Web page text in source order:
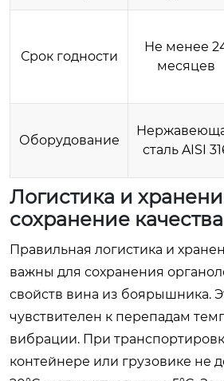
Срок годности
Не менее
месяцев
Оборудование
сталь AISI
Логистика и
сохранение качества
Правильная логистика и
важны для сохранения
свойств вина из боярышника.
чувствителен к перепадам
вибрации. При
контейнере или грузовике не